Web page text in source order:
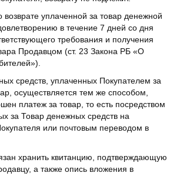
уплаченной за товар денежной
в течение 7 дней со дня
требования и получения
Продавцом (ст. 23 Закона РБ «О
средств, уплаченных Покупателем за
осуществляется тем же способом,
платеж за товар, то есть посредством
за Товар денежных средств на
или почтовым переводом в
хранить квитанцию, подтверждающую
а также опись вложения в